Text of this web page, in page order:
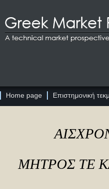
Home page Επιστημονική
ΜΗΤΡΟΣ ΤΕ